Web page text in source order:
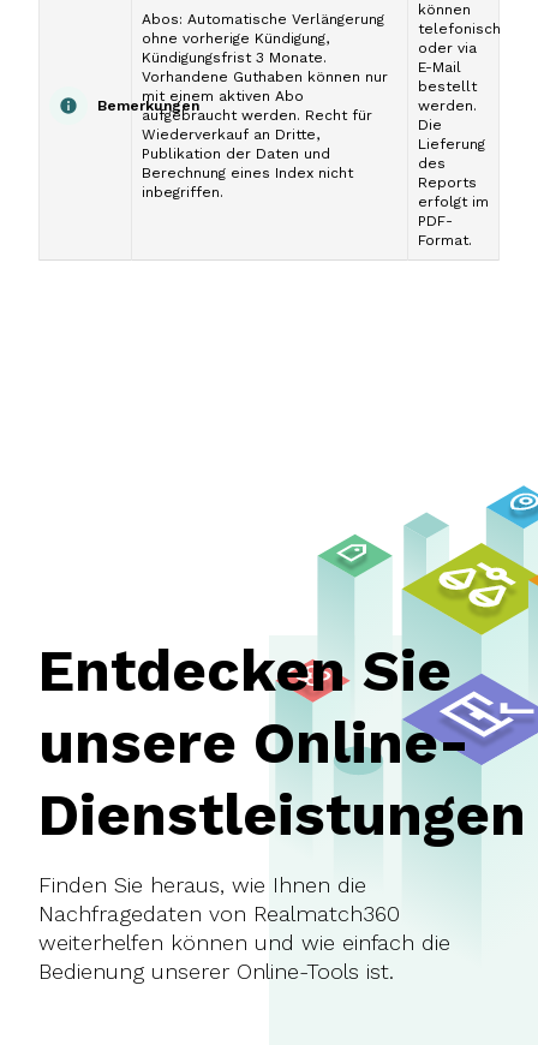
Bemerkungen
Abos: Automatische Verlängerung
ohne vorherige Kündigung,
Kündigungsfrist 3 Monate.
Vorhandene Guthaben können nur
mit einem aktiven Abo
aufgebraucht werden. Recht für
Wiederverkauf an Dritte,
Publikation der Daten und
Berechnung eines Index nicht
inbegriffen.
können
telefonisch
oder via
E-Mail
bestellt
werden.
Die
Lieferung
des
Reports
erfolgt im
PDF-
Format.
Entdecken Sie
unsere Online-
Dienstleistungen
Finden Sie heraus, wie Ihnen die
Nachfragedaten von Realmatch360
weiterhelfen können und wie einfach die
Bedienung unserer Online-Tools ist.